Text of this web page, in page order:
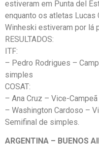
estiveram em Punta del
enquanto os atletas Lucas
Winheski estiveram por lá
RESULTADOS:
ITF:
– Pedro Rodrigues –
simples
COSAT:
– Ana Cruz – Vice-
– Washington Cardoso –
Semifinal de simples.
ARGENTINA – BUENOS